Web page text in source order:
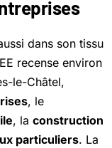
dans son tissu
recense environ
le-Châtel,
, le
, la construction
particuliers. La